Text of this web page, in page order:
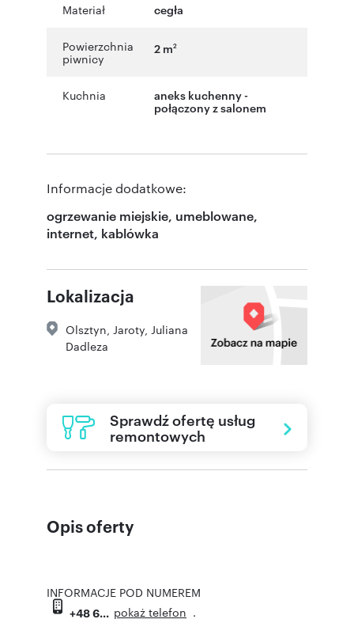
Materiał cegła
Powierzchnia
piwnicy
2 m2
Kuchnia
aneks kuchenny -
połączony z salonem
Informacje dodatkowe:
ogrzewanie miejskie, umeblowane,
internet, kablówka
Lokalizacja
Olsztyn Jaroty Juliana
Dadleza
Sprawdź ofertę usług
remontowych
Opis oferty
INFORMACJE POD NUMEREM
+48 6 pokaż telefon .